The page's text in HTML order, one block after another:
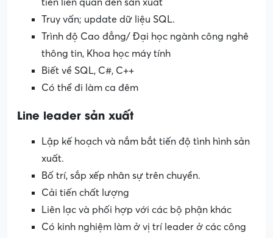
tiến liên quan đến sản xuất
Truy vấn; update dữ liệu SQL.
Trình độ Cao đẳng/ Đại học ngành công nghê
thông tin, Khoa học máy tính
Biết về SQL, C#, C++
Có thể đi làm ca đêm
Line leader sản xuất
Lập kế hoạch và nắm bắt tiến độ tình hình sản
xuất.
Bố trí, sắp xếp nhân sự trên chuyền.
Cải tiến chất lượng
Liên lạc và phối hợp với các bộ phận khác
Có kinh nghiệm làm ở vị trí leader ở các công